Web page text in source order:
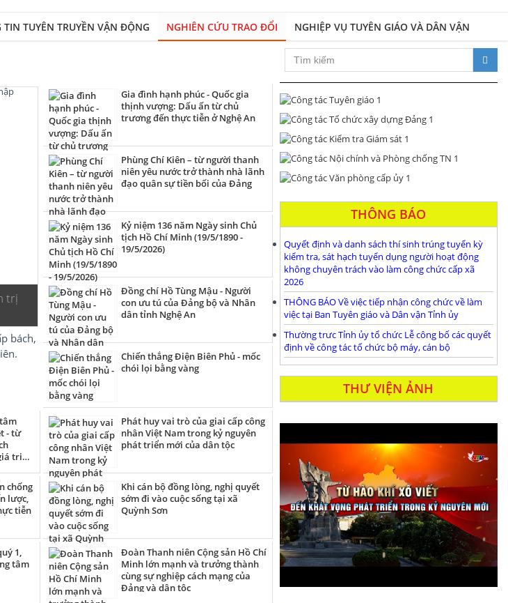
TIN TUYÊN TRUYỀN VẬN ĐỘNG NGHIÊN CỨU TRAO ĐỔI NGHIỆP VỤ TUYÊN GIÁO VÀ DÂN VẬN
Xây dựng Đảng bộ
trị
bách,
Gia đình hạnh phúc - Quốc gia
thịnh vượng: Dấu ấn từ chủ
trương đến thực tiễn ở Nghệ An
Phùng Chí Kiên – từ người thanh
niên yêu nước trở thành nhà lãnh
đạo quân sự tiền bối của Đảng
Kỷ niệm 136 năm Ngày sinh Chủ
tịch Hồ Chí Minh (19/5/1890 -
19/5/2026)
Đồng chí Hồ Tùng Mậu - Người
con ưu tú của Đảng bộ và Nhân
dân tỉnh Nghệ An
Chiến thắng Điện Biên Phủ - mốc
chói lọi bằng vàng
- từ
trị
Phát huy vai trò của giai cấp công
nhân Việt Nam trong kỷ nguyên
phát triển mới của dân tộc
chống
lược,
tiễn
Khi cán bộ đồng lòng, nghị quyết
sớm đi vào cuộc sống tại xã
Quỳnh Sơn
1,
tâm
Đoàn Thanh niên Cộng sản Hồ Chí
Minh lớn mạnh và trưởng thành
cùng sự nghiệp cách mạng của
Đảng và dân tộc
THÔNG BÁO
Quyết định và danh sách thí sinh trúng tuyển kỳ
kiểm tra, sát hạch tuyển dụng người hoạt động
không chuyên trách vào làm công chức cấp xã
2026
THÔNG BÁO Về việc tiếp nhận công chức về làm
việc tại Ban Tuyên giáo và Dân vận Tỉnh ủy
Thường trưc Tỉnh ủy tổ chức Lễ công bố các quyết
định về công tác tổ chức bộ máy, cán bộ
THƯ VIỆN ẢNH